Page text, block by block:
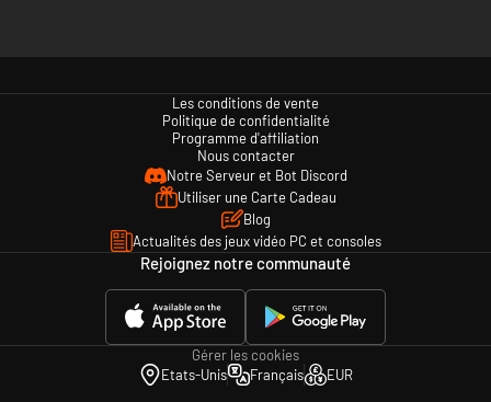
Les conditions de vente
Politique de confidentialité
Programme d'affiliation
Nous contacter
Notre Serveur et Bot Discord
Utiliser une Carte Cadeau
Blog
Actualités des jeux vidéo PC et consoles
Rejoignez notre communauté
Gérer les cookies
Etats-Unis
Français EUR